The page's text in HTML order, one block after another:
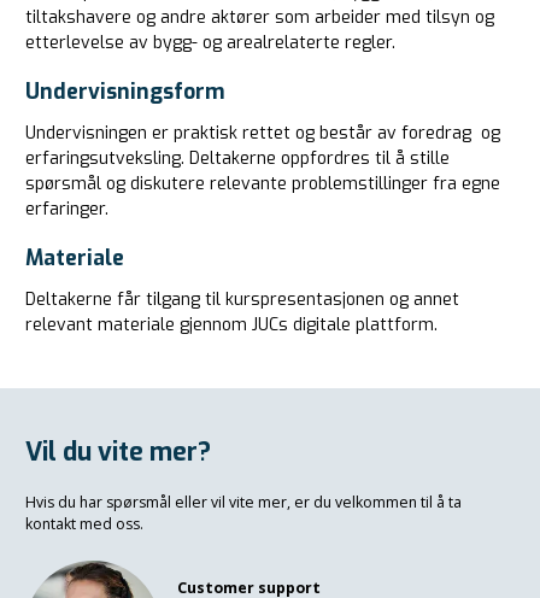
tiltakshavere og andre aktører som arbeider med tilsyn og
etterlevelse av bygg- og arealrelaterte regler.
Undervisningsform
Undervisningen er praktisk rettet og består av foredrag og
erfaringsutveksling. Deltakerne oppfordres til å stille
spørsmål og diskutere relevante problemstillinger fra egne
erfaringer.
Materiale
Deltakerne får tilgang til kurspresentasjonen og annet
relevant materiale gjennom JUCs digitale plattform.
Vil du vite mer?
Hvis du har spørsmål eller vil vite mer, er du velkommen til å ta
kontakt med oss.
Customer support